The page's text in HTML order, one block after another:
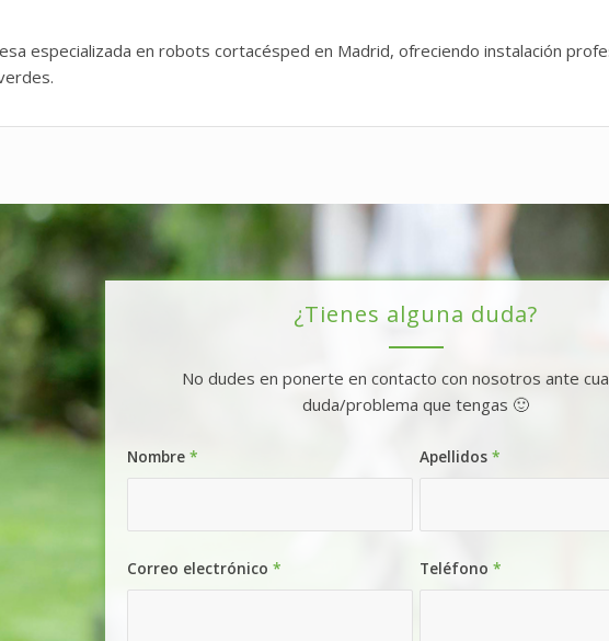
especializada en robots cortacésped en Madrid, ofreciendo instalación
¿Tienes alguna duda?
No dudes en ponerte en contacto con nosotros ante
duda/problema que tengas 🙂
Nombre * Apellidos *
Correo electrónico * Teléfono *